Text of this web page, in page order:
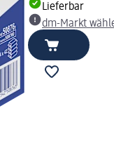
Lieferbar
dm-Markt